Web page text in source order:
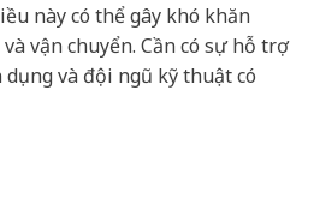
này có thể gây khó khăn
vận chuyển. Cần có sự hỗ trợ
dụng và đội ngũ kỹ thuật có